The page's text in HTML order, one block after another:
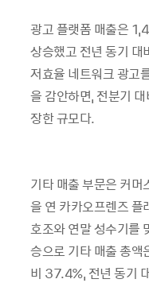
광고 플랫폼 매출은
상승했고 전년 동기 대
저효율 네트워크 광고
을 감안하면, 전분기 대
장한 규모다.
기타 매출 부문은 커머
을 연 카카오프렌즈 플
호조와 연말 성수기를
승으로 기타 매출 총액
비 37.4%, 전년 동기